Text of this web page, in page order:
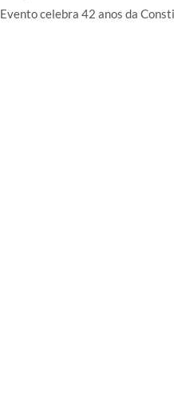
Evento celebra 42 anos da